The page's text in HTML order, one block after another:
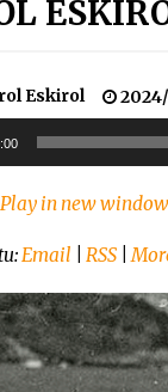
Eskirol
Play in new window
Email RSS |